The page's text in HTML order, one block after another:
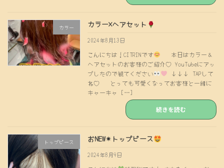
カラー カラー×ヘアセット
2024年8月13日
こんにちは！CITRINです
本日はカラー＆
ヘアセットのお客様のご紹介♡ YouTubeにアッ
プしたので観てください
↓↓↓ TAPして
ね♡ とっても可愛くなってお客様と一緒に
キャーキャ […]
続きを読む
トップピース おNEW✴︎トップピース
2024年8月9日